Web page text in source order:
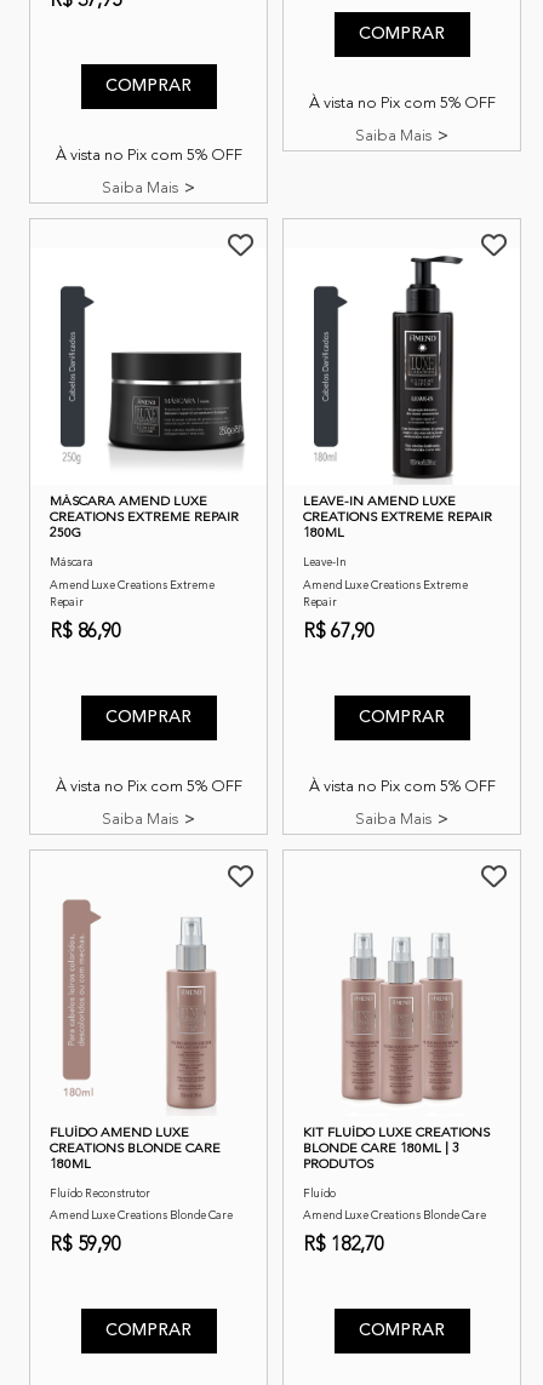
COMPRAR
À vista no Pix com 5% OFF
Saiba Mais
COMPRAR
À vista no Pix com 5% OFF
Saiba Mais
MÁSCARA AMEND LUXE
CREATIONS EXTREME REPAIR
250G
Máscara
Amend Luxe Creations Extreme
Repair
R$ 86,90
COMPRAR
À vista no Pix com 5% OFF
Saiba Mais
LEAVE-IN AMEND LUXE
CREATIONS EXTREME REPAIR
180ML
Leave-In
Amend Luxe Creations Extreme
Repair
R$ 67,90
COMPRAR
À vista no Pix com 5% OFF
Saiba Mais
FLUÍDO AMEND LUXE
CREATIONS BLONDE CARE
180ML
Fluído Reconstrutor
Amend Luxe Creations Blonde Care
R$ 59,90
COMPRAR
KIT FLUÍDO LUXE CREATIONS
BLONDE CARE 180ML | 3
PRODUTOS
Fluído
Amend Luxe Creations Blonde Care
R$ 182,70
COMPRAR